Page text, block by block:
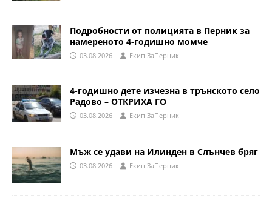
Подробности от полицията в Перник за
намереното 4-годишно момче
03.08.2026 Eкип ЗаПерник
4-годишно дете изчезна в трънското село
Радово – ОТКРИХА ГО
03.08.2026 Eкип ЗаПерник
Мъж се удави на Илинден в Слънчев бряг
03.08.2026 Eкип ЗаПерник